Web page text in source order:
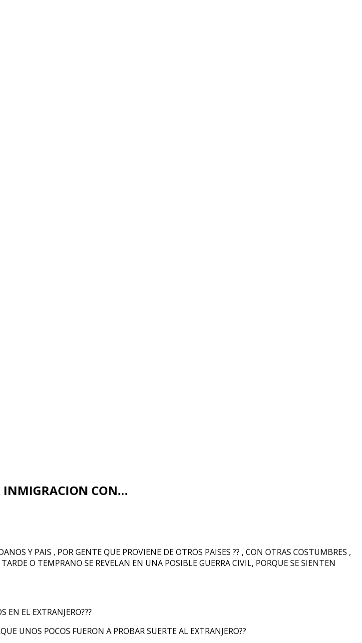
INMIGRACION CON…
Y PAIS , POR GENTE QUE PROVIENE DE OTROS PAISES ?? , CON OTRAS COSTUMBRES ,
O TEMPRANO SE REVELAN EN UNA POSIBLE GUERRA CIVIL, PORQUE SE SIENTEN
EN EL EXTRANJERO???
UNOS POCOS FUERON A PROBAR SUERTE AL EXTRANJERO??